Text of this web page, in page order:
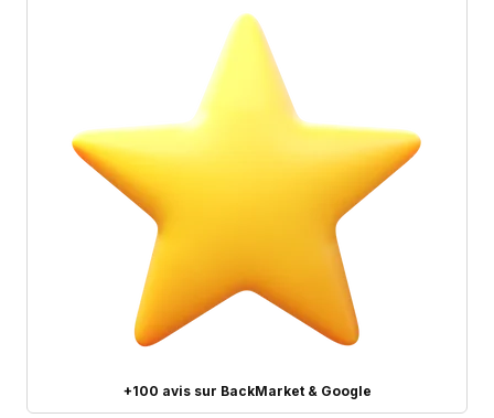
+100 avis sur BackMarket & Google